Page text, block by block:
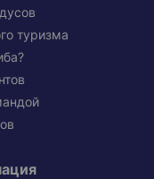
туризма